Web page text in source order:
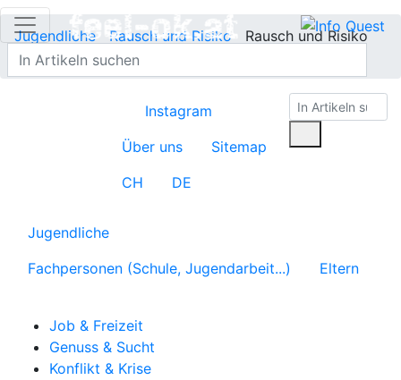
Jugendliche Rausch und Risiko
Rausch und Risiko
erklärt
Instagram
Über uns
Sitemap
CH
DE
Jugendliche
Fachpersonen (Schule, Jugendarbeit...)
Eltern
Job & Freizeit
Genuss & Sucht
Konflikt & Krise